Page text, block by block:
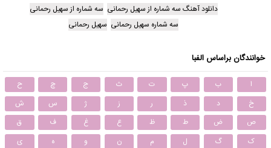
دانلود آهنگ سه شماره از سهیل رحمانی سه شماره از سهیل رحمانی
سه شماره سهیل رحمانی سهیل رحمانی
خوانندگان براساس الفبا
ا ب پ ت ث ج چ
ح
خ
د ذ ر ز ژ س
ش
ص
ض ط ظ ع غ ف
ق
ک
گ ل م ن و ه ی